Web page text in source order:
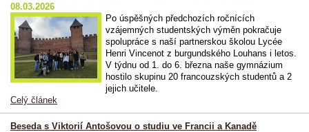
08.03.2026
Po úspěšných předchozích ročnících
vzájemných studentských výměn pokračuje
spolupráce s naší partnerskou školou
Lycée
Henri Vincenot z burgundského Louhans i letos.
V týdnuod 1. do 6. března naše gymnázium
hostilo skupinu 20 francouzských studentů a 2
jejich učitele
Celý článek
Beseda s Viktorií Antošovou o studiu ve Francii a Kanadě